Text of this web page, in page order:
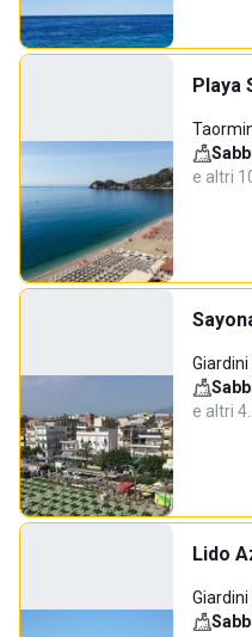
Playa
e altri
Giardini
e altri 4…
Lido
Giardini